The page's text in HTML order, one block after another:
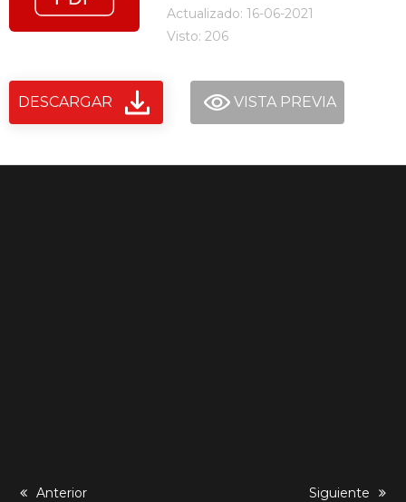
Actualizado: 16-06-2021
Visto: 206
DESCARGAR VISTA PREVIA
previous
Anterior
next
Siguiente